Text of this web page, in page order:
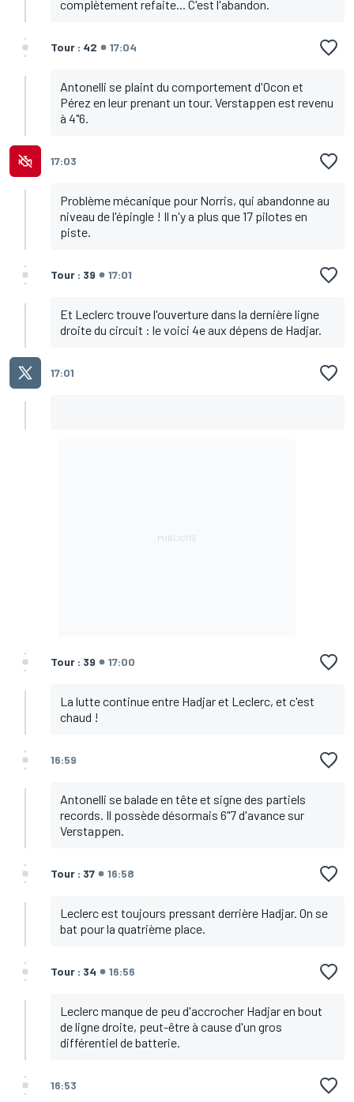
complètement refaite... C'est l'abandon.
Tour : 42 17:04
Antonelli se plaint du comportement d'Ocon et
Pérez en leur prenant un tour. Verstappen est revenu
à 4"6.
17:03
Problème mécanique pour Norris, qui abandonne au
niveau de l'épingle ! Il n'y a plus que 17 pilotes en
piste.
Tour : 39 17:01
Et Leclerc trouve l'ouverture dans la dernière ligne
droite du circuit : le voici 4e aux dépens de Hadjar.
17:01
Tour : 39 17:00
La lutte continue entre Hadjar et Leclerc, et c'est
chaud !
16:59
Antonelli se balade en tête et signe des partiels
records. Il possède désormais 6"7 d'avance sur
Verstappen.
Tour : 37 16:58
Leclerc est toujours pressant derrière Hadjar. On se
bat pour la quatrième place.
Tour : 34 16:56
Leclerc manque de peu d'accrocher Hadjar en bout
de ligne droite, peut-être à cause d'un gros
différentiel de batterie.
16:53